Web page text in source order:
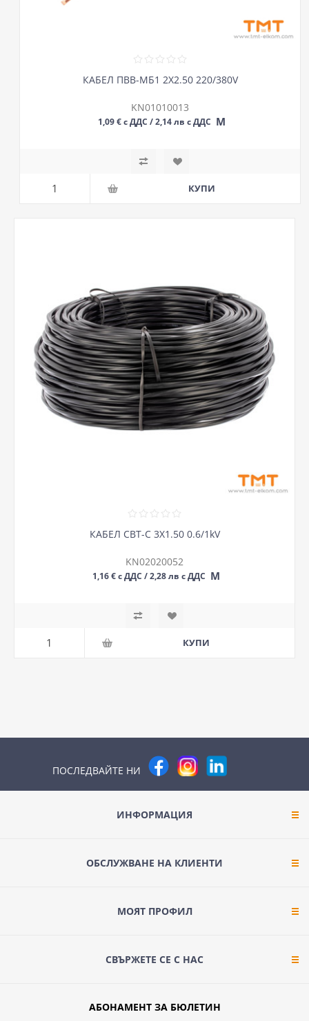
КАБЕЛ ПВВ-МБ1 2Х2.50 220/380V
KN01010013
1,09 € с ДДС / 2,14 лв с ДДС М
КАБЕЛ СВТ-С 3Х1.50 0.6/1kV
KN02020052
1,16 € с ДДС / 2,28 лв с ДДС М
ПОСЛЕДВАЙТЕ НИ
ИНФОРМАЦИЯ
ОБСЛУЖВАНЕ НА КЛИЕНТИ
МОЯТ ПРОФИЛ
СВЪРЖЕТЕ СЕ С НАС
АБОНАМЕНТ ЗА БЮЛЕТИН